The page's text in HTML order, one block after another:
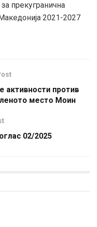
прекугранична
2021-2027
активности против
место Моин
02/2025